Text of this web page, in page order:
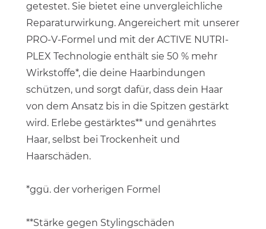
getestet. Sie bietet eine unvergleichliche
Reparaturwirkung. Angereichert mit unserer
PRO-V-Formel und mit der ACTIVE NUTRI-
PLEX Technologie enthält sie 50 % mehr
Wirkstoffe*, die deine Haarbindungen
schützen, und sorgt dafür, dass dein Haar
von dem Ansatz bis in die Spitzen gestärkt
wird. Erlebe gestärktes** und genährtes
Haar, selbst bei Trockenheit und
Haarschäden.
*ggü. der vorherigen Formel
**Stärke gegen Stylingschäden